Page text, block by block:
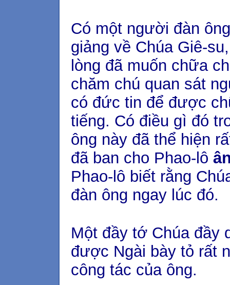
Có một người đàn
giảng về Chúa Giê-
lòng đã muốn chữa
chăm chú quan sát
có đức tin để được
tiếng. Có điều gì đó
ông này đã thể hiện
đã ban cho Phao-lô
Phao-lô biết rằng
đàn ông ngay lúc đó.
Một đầy tớ Chúa đầy
được Ngài bày tỏ rất
công tác của ông.